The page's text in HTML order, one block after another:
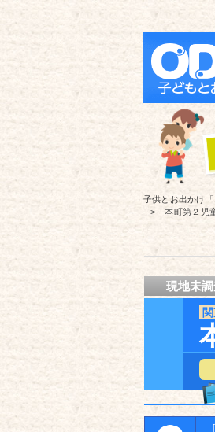
子供とお出かけ「
本町第２児
現地未